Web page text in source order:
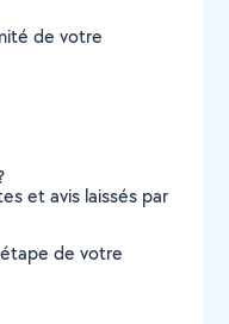
de votre
et avis laissés par
de votre